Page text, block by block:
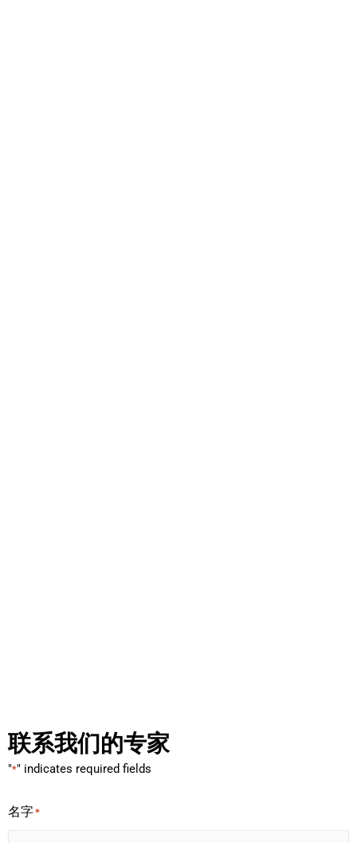
联系我们的专家
"*" indicates required fields
名字*